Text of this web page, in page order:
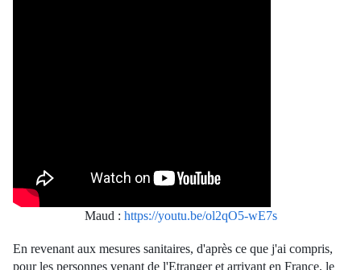
Maud : https://youtu.be/ol2qO5-wE7s
En revenant aux mesures sanitaires, d'après ce que j'ai compris,
pour les personnes venant de l'Etranger et arrivant en France, le